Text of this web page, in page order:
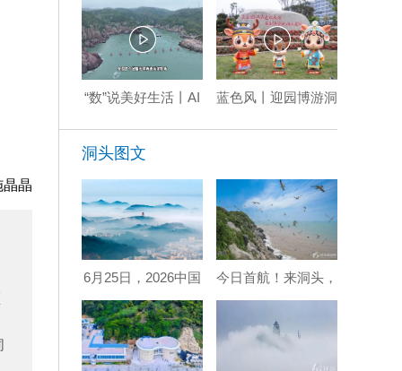
“数”说美好生活丨AI
绘就智慧渔业新图景
蓝色风丨迎园博游洞
山海
洞头图文
6月25日，2026中国
年华启幕！
今日首航！来洞头，
晶晶